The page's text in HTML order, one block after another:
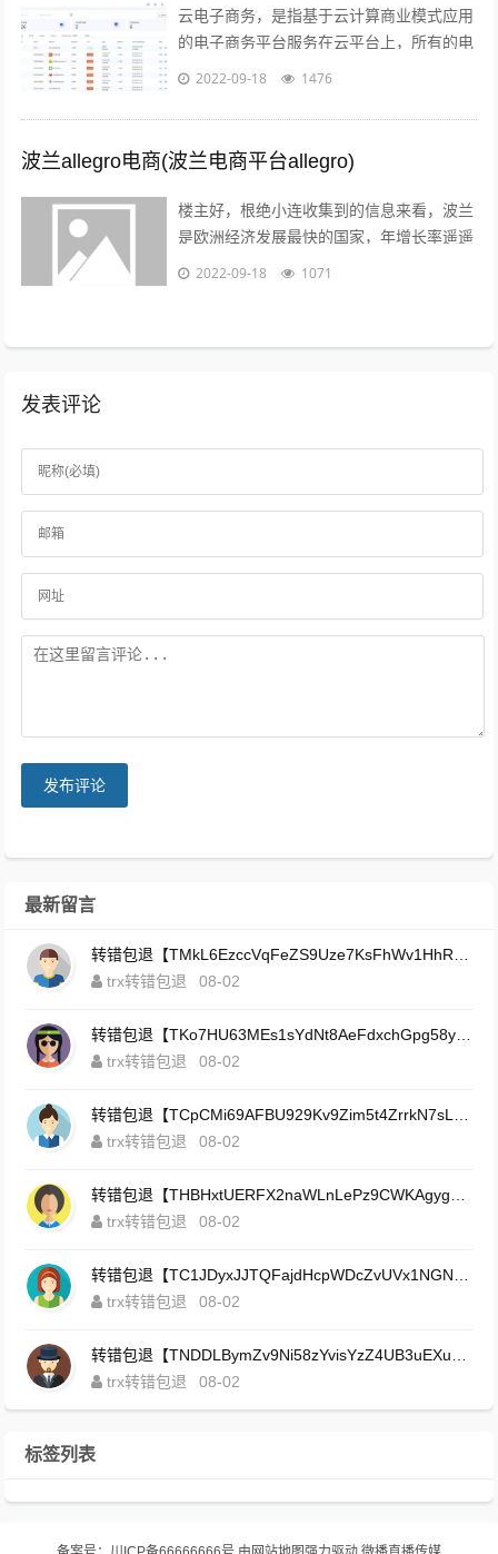
云电子商务，是指基于云计算商业模式应用
的电子商务平台服务在云平台上，所有的电
子商务供应商，代理商，策划服务商，制作
2022-09-18 1476
波兰allegro电商(波兰电商平台allegro)
楼主好，根绝小连收集到的信息来看，波兰
是欧洲经济发展最快的国家，年增长率遥遥
领先英法德目前，波兰拥有大约2000万的
2022-09-18 1071
发表评论
发布评论
最新留言
trx转错包退
08-02
trx转错包退
08-02
trx转错包退
08-02
trx转错包退
08-02
trx转错包退
08-02
trx转错包退
08-02
标签列表